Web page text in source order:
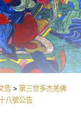
告
第三世多杰羌佛
八號公告